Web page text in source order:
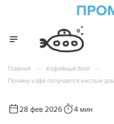
Главная — Кофейный блог —
Почему кофе получается кислым
28 фев 2026 4 мин